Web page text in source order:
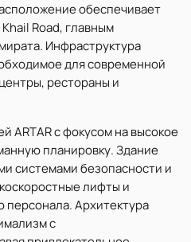
обеспечивает
Road, главным
Инфраструктура
для современной
рестораны и
ARTAR с фокусом на высокое
планировку. Здание
системами безопасности и
лифты и
персонала. Архитектура
с